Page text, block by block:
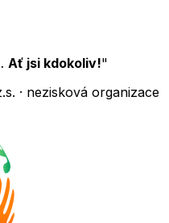
Ať jsi kdokoliv!"
· nezisková organizace